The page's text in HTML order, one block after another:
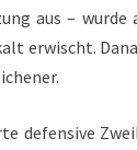
aus –
erwischt.
defensive